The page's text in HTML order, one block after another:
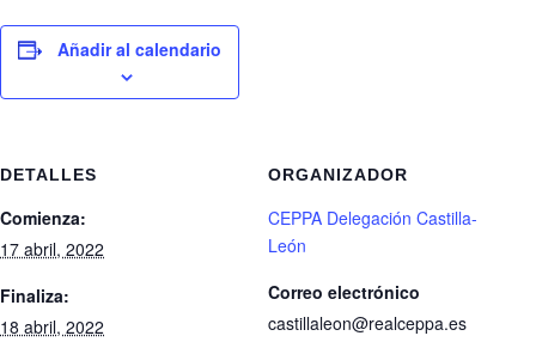
Añadir al calendario
DETALLES
Comienza:
17 abril, 2022
Finaliza:
18 abril, 2022
ORGANIZADOR
CEPPA Delegación Castilla-
León
Correo electrónico
castillaleon@realceppa.es